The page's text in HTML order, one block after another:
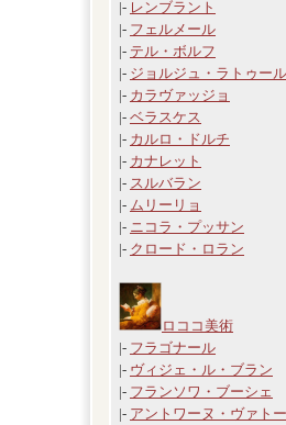
|- レンブラント
|- フェルメール
|- テル・ボルフ
|- ジョルジュ・ラトゥール
|- カラヴァッジョ
|- ベラスケス
|- カルロ・ドルチ
|- カナレット
|- スルバラン
|- ムリーリョ
|- ニコラ・プッサン
|- クロード・ロラン
ロココ美術
|- フラゴナール
|- ヴィジェ・ル・ブラン
|- フランソワ・ブーシェ
|- アントワーヌ・ヴァトー